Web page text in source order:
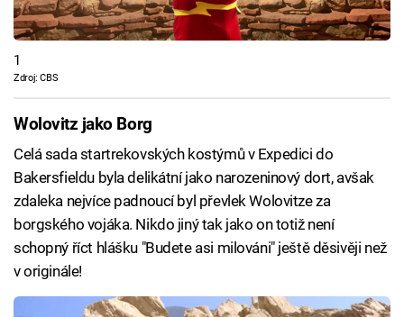
1
Zdroj: CBS
Wolovitz jako Borg
Celá sada startrekovských kostýmů v Expedici do
Bakersfieldu byla delikátní jako narozeninový dort, avšak
zdaleka nejvíce padnoucí byl převlek Wolovitze za
borgského vojáka. Nikdo jiný tak jako on totiž není
schopný říct hlášku "Budete asi milováni" ještě děsivěji než
v originále!